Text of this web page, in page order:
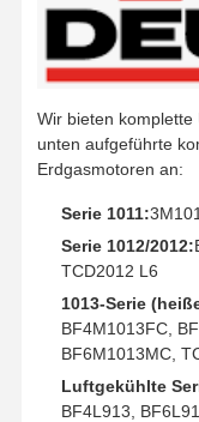
Wir bieten
unten aufgeführte
Erdgasmotoren an:
Serie 1011:
Serie 1012/2012:
TCD2012 L6
1013-Serie
BF4M1013FC,
BF6M1013MC,
Luftgekühlte
BF4L913,